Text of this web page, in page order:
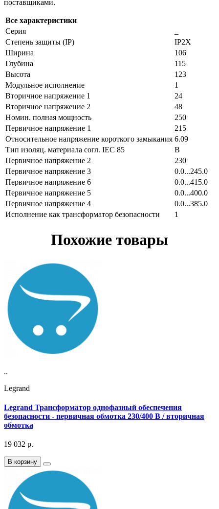
поставщиками.
Все характеристики
Серия
Степень защиты (IP)
IP2X
Ширина
106
Глубина
115
Высота
123
Модульное исполнение
1
Вторичное напряжение 1
24
Вторичное напряжение 2
48
Номин. полная мощность
250
Первичное напряжение 1
215
Относительное напряжение короткого замыкания 6.09
Тип изоляц. материала согл. IEC 85
B
Первичное напряжение 2
230
Первичное напряжение 3
0.0...245.0
Первичное напряжение 6
0.0...415.0
Первичное напряжение 5
0.0...400.0
Первичное напряжение 4
0.0...385.0
Исполнение как трансформатор безопасности
1
Похожие товары
..
Legrand
Legrand Трансформатор однофазный обеспечения
безопасности - первичная обмотка 230/400 В / вторичная
обмотка
19 032 р.
В корзину